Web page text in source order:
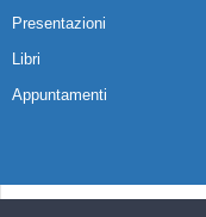
Presentazioni
Libri
Appuntamenti